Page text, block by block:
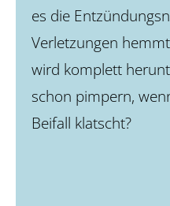
es die
Verletzungen
wird komplett
schon pimpern,
Beifall klatscht?